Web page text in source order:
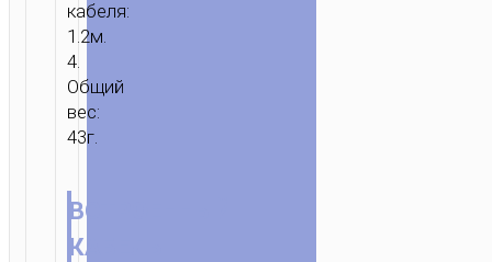
кабеля:
1.2м.
4.
Общий
вес:
43г.
ВСТРОЕННЫЙ
КАБЕЛЬ